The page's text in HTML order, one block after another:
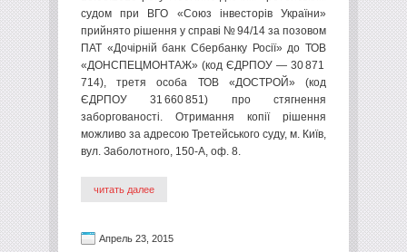
судом при ВГО «Союз інвесторів України»
прийнято рішення у справі № 94/14 за позовом
ПАТ «Дочірній банк Сбербанку Росії» до ТОВ
«ДОНСПЕЦМОНТАЖ» (код ЄДРПОУ — 30 871
714), третя особа ТОВ «ДОСТРОЙ» (код
ЄДРПОУ 31 660 851) про стягнення
заборгованості. Отримання копії рішення
можливо за адресою Третейського суду, м. Київ,
вул. Заболотного, 150-А, оф. 8.
читать далее
Апрель 23, 2015